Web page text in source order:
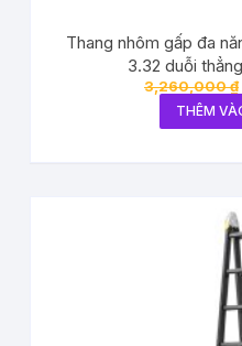
Thang nhôm gấp đa
3.32 duỗi
3,260,000₫
THÊM